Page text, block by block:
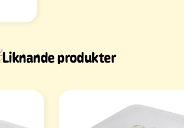
Liknande produkter